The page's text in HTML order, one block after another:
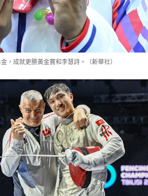
，成就更勝黃金寶和李慧詩。（新華社）